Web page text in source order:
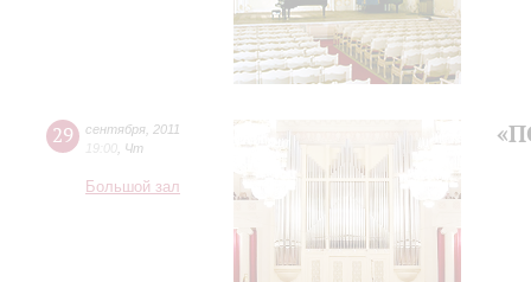
29 сентября 2011
19:00 Чт
Большой зал